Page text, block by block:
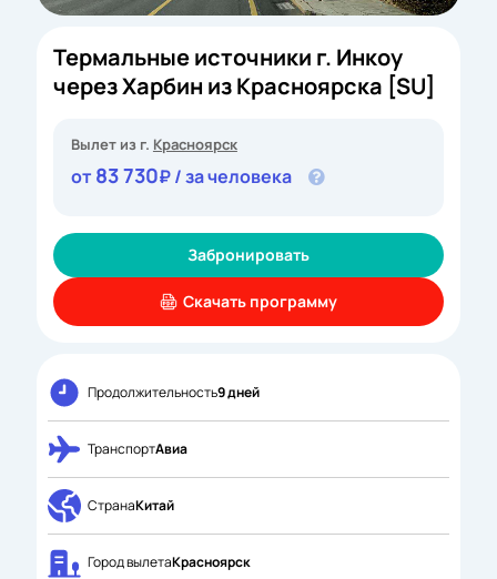
Термальные источники г. Инкоу
через Харбин из Красноярска [SU]
Вылет из г. Красноярск
от 83 730₽ / за человека
Забронировать
Скачать программу
Продолжительность9 дней
ТранспортАвиа
СтранаКитай
Город вылетаКрасноярск